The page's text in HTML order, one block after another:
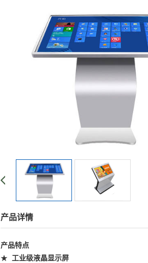
产品详情
产品特点
★工业级液晶显示屏